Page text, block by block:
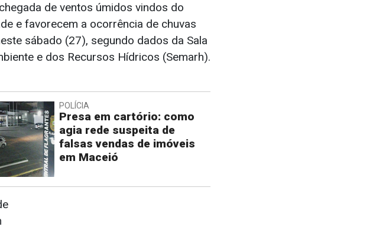
de ventos úmidos vindos do
e favorecem a ocorrência de chuvas
sábado (27), segundo dados da Sala
e dos Recursos Hídricos (Semarh).
POLÍCIA
Presa em cartório: como
agia rede suspeita de
falsas vendas de imóveis
em Maceió